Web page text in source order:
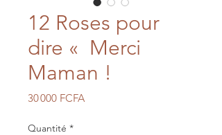
12 Roses pour
dire « Merci
Maman !
30 000 FCFAPrix
Quantité *